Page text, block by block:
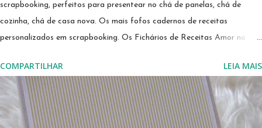
scrapbooking, perfeitos para presentear no chá de panelas, chá de
cozinha, chá de casa nova. Os mais fofos cadernos de receitas
personalizados em scrapbooking. Os Fichários de Receitas Amor no
chá de cozinha. Presentes Amor no Papel Scraperia encantam quem os
recebem! Estes fichários são perfeitos para presentear uma noiva, em
chá de panelas, chá de cozinha, para quem está montando uma casa
nova, ou indo para o seu primeiro lar. É uma forma prática e linda de
COMPARTILHAR LEIA MAIS